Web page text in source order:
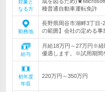
対象と
なる方
種普通自動車運転免許
勤務地
長野県岡谷市湖畔3丁目-
の範囲】会社の定める
給与
月給18万円～27万円※
優遇します。※試用期間
初年度
年収
220万円～350万円